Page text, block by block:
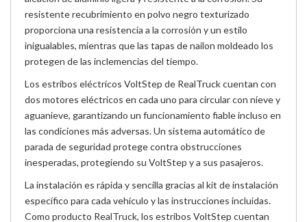
resistente recubrimiento en polvo negro texturizado
proporciona una resistencia a la corrosión y un estilo
inigualables, mientras que las tapas de nailon moldeado los
protegen de las inclemencias del tiempo.
Los estribos eléctricos VoltStep de RealTruck cuentan con
dos motores eléctricos en cada uno para circular con nieve y
aguanieve, garantizando un funcionamiento fiable incluso en
las condiciones más adversas. Un sistema automático de
parada de seguridad protege contra obstrucciones
inesperadas, protegiendo su VoltStep y a sus pasajeros.
La instalación es rápida y sencilla gracias al kit de instalación
específico para cada vehículo y las instrucciones incluidas.
Como producto RealTruck, los estribos VoltStep cuentan